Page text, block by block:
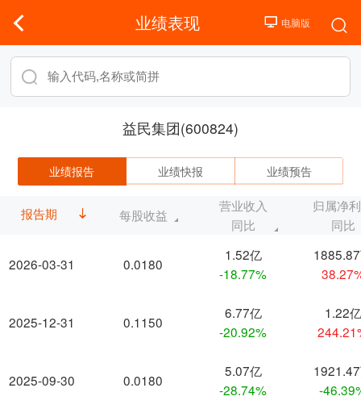
业绩表现
益民集团(600824)
业绩报告 业绩快报 业绩预告
报告期
2026-03-31
2025-12-31
2025-09-30
每股收益
营业收入
同比
归属净
同比
0.0180
1.52亿
-18.77%
0.1150
6.77亿
-20.92%
1.22亿
0.0180
5.07亿
-28.74%
-